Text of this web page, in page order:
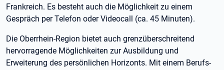
Frankreich. Es besteht auch die Möglichkeit zu einem
Gespräch per Telefon oder Videocall (ca. 45 Minuten).
Die Oberrhein-Region bietet auch grenzüberschreitend
hervorragende Möglichkeiten zur Ausbildung und
Erweiterung des persönlichen Horizonts. Mit einem Berufs-